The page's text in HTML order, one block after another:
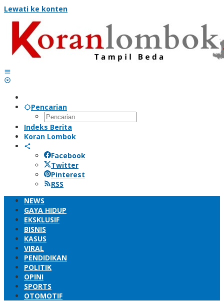
Lewati ke konten
Pencarian
Indeks Berita
Koran Lombok
Facebook
Twitter
Pinterest
RSS
NEWS
GAYA HIDUP
EKSKLUSIF
BISNIS
KASUS
VIRAL
PENDIDIKAN
POLITIK
OPINI
SPORTS
OTOMOTIF